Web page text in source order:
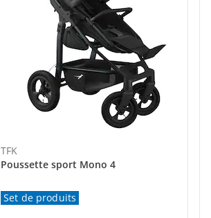
TFK
Poussette sport Mono 4
Set de produits